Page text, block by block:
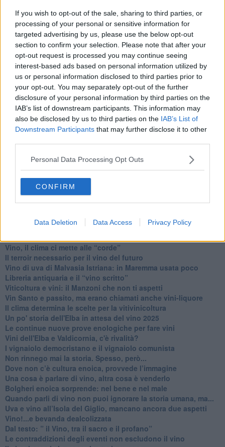
If you wish to opt-out of the sale, sharing to third parties, or
processing of your personal or sensitive information for
targeted advertising by us, please use the below opt-out
section to confirm your selection. Please note that after your
opt-out request is processed you may continue seeing
interest-based ads based on personal information utilized by
us or personal information disclosed to third parties prior to
your opt-out. You may separately opt-out of the further
disclosure of your personal information by third parties on the
IAB’s list of downstream participants. This information may
also be disclosed by us to third parties on the IAB’s List of
Downstream Participants that may further disclose it to other
Personal Data Processing Opt Outs
CONFIRM
Data Deletion Data Access Privacy Policy
Se vuoi leggere le notizie principali della Toscana iscriviti alla
Newsletter QUInews - ToscanaMedia.Arriva gratis tutti i giorni
alle 20:00 direttamente nella tua casella di posta.
Basta cliccareQUI
Fotogallery
Ti potrebbe interessare anche:
Articoli dal Blog “Vignaioli e vini” di Nadio Stronchi
​Che “Odissea sia”
​La volontà di essere “primi”
Norme viticole e enologiche che miglioreranno la qualità
Vino, il clima ci mette alle “corde”
Il terroir necessario per il vino del futuro
​Vino di uva di Malvasia Istriana: in Maremma usata poco
​Libreria antiquaria e il “vino scritto”
​Viticoltura e vini: il Manzoni che non ti aspetti
​Vin Santo e passito, ma erano chiamati anche vini-liquore
Il clima determina le scelte per la vitivinicoltura
Un po' storia dell'Elba in attesa del vino 2025
Le continue nuove prove enologiche per fare vini
Vini dell'Elba e Valdicornia, c'è rivalità?
​I vignaiolo democristano e il vignaiolo comunista
​Non rinnego mai la storia. Spesso, però...
​Dove non c’è cultura enoica, provvede l’immagine
​Una cosa è parlare di vino, altra cosa è venderlo
Bolgheri enoica sorprende: nel bene e nel male
​Quando parli di vino non puoi ignorare la storia umana, ma...
Uva e vino all’Isola del Giglio, mancano ancora due aspetti
​Vino!...e bevanda dealcolizzata
​Dal testo: ” il Vino, tra il sacro e il profano”
Le contraddizioni degli eventi non escludono il vino